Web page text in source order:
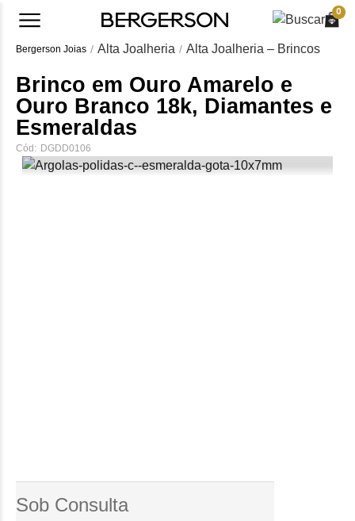
0
Bergerson Joias Alta Joalheria Alta Joalheria – Brincos
Brinco em Ouro Amarelo e
Ouro Branco 18k, Diamantes e
Esmeraldas
Cód: DGDD0106
Sob Consulta